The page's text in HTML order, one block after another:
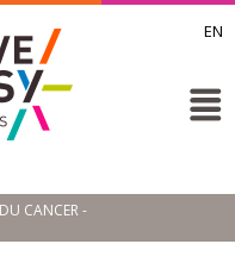
EN
CANCER -